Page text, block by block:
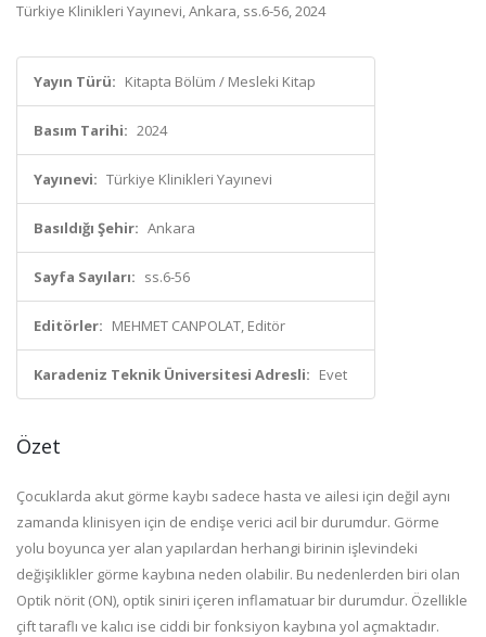
Türkiye Klinikleri Yayınevi, Ankara, ss.6-56, 2024
Yayın Türü: Kitapta Bölüm / Mesleki Kitap
Basım Tarihi: 2024
Yayınevi: Türkiye Klinikleri Yayınevi
Basıldığı Şehir: Ankara
Sayfa Sayıları: ss.6-56
Editörler: MEHMET CANPOLAT, Editör
Karadeniz Teknik Üniversitesi Adresli: Evet
Özet
Çocuklarda akut görme kaybı sadece hasta ve ailesi için değil aynı
zamanda klinisyen için de endişe verici acil bir durumdur. Görme
yolu boyunca yer alan yapılardan herhangi birinin işlevindeki
değişiklikler görme kaybına neden olabilir. Bu nedenlerden biri olan
Optik nörit (ON), optik siniri içeren inflamatuar bir durumdur. Özellikle
çift taraflı ve kalıcı ise ciddi bir fonksiyon kaybına yol açmaktadır.